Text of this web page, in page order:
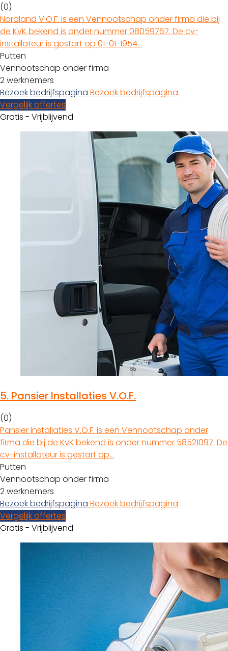
(0)
Nordland V.O.F. is een Vennootschap onder firma die bij
de KvK bekend is onder nummer 08059767. De cv-
installateur is gestart op 01-01-1954…
Putten
Vennootschap onder firma
2 werknemers
Bezoek bedrijfspagina Bezoek bedrijfspagina
Vergelijk offertes
Gratis - Vrijblijvend
5. Pansier Installaties V.O.F.
(0)
Pansier Installaties V.O.F. is een Vennootschap onder
firma die bij de KvK bekend is onder nummer 58521097. De
cv-installateur is gestart op…
Putten
Vennootschap onder firma
2 werknemers
Bezoek bedrijfspagina Bezoek bedrijfspagina
Vergelijk offertes
Gratis - Vrijblijvend